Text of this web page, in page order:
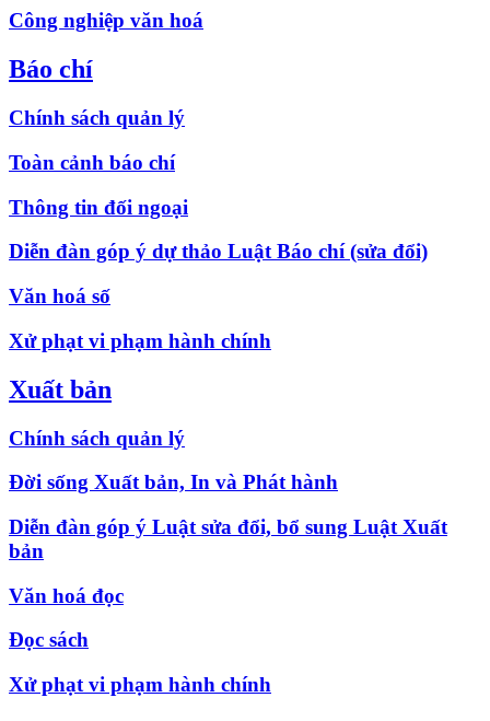
Công nghiệp văn hoá
Báo chí
Chính sách quản lý
Toàn cảnh báo chí
Thông tin đối ngoại
Diễn đàn góp ý dự thảo Luật Báo chí (sửa đổi)
Văn hoá số
Xử phạt vi phạm hành chính
Xuất bản
Chính sách quản lý
Đời sống Xuất bản, In và Phát hành
Diễn đàn góp ý Luật sửa đổi, bổ sung Luật Xuất
bản
Văn hoá đọc
Đọc sách
Xử phạt vi phạm hành chính